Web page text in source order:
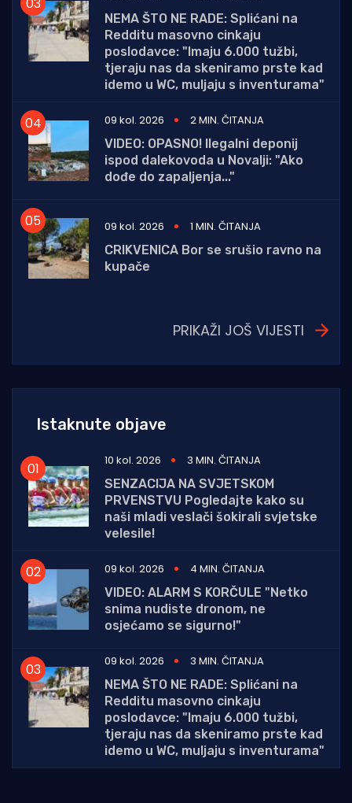
NEMA ŠTO NE RADE: Splićani na
Redditu masovno cinkaju
poslodavce: "Imaju 6.000 tužbi,
tjeraju nas da skeniramo prste kad
idemo u WC, muljaju s inventurama"
09 kol. 2026
2 MIN. ČITANJA
VIDEO: OPASNO! Ilegalni deponij
ispod dalekovoda u Novalji: "Ako
dođe do zapaljenja..."
09 kol. 2026
1 MIN. ČITANJA
CRIKVENICA Bor se srušio ravno na
kupače
PRIKAŽI JOŠ VIJESTI
Istaknute objave
10 kol. 2026
3 MIN. ČITANJA
SENZACIJA NA SVJETSKOM
PRVENSTVU Pogledajte kako su
naši mladi veslači šokirali svjetske
velesile!
09 kol. 2026
4 MIN. ČITANJA
VIDEO: ALARM S KORČULE "Netko
snima nudiste dronom, ne
osjećamo se sigurno!"
09 kol. 2026
3 MIN. ČITANJA
NEMA ŠTO NE RADE: Splićani na
Redditu masovno cinkaju
poslodavce: "Imaju 6.000 tužbi,
tjeraju nas da skeniramo prste kad
idemo u WC, muljaju s inventurama"